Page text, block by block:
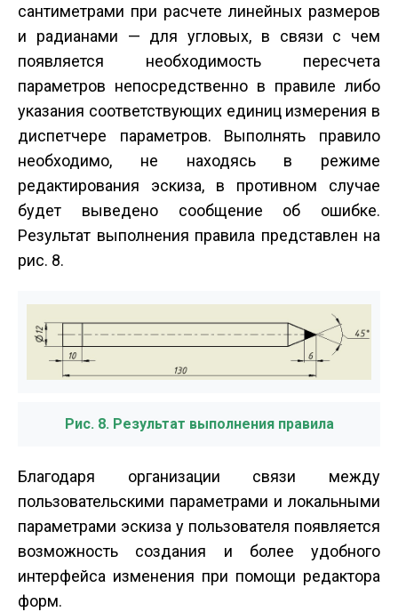
сантиметрами при расчете линейных размеров
и радианами — для угловых, в связи с чем
появляется необходимость пересчета
параметров непосредственно в правиле либо
указания соответствующих единиц измерения в
диспетчере параметров. Выполнять правило
необходимо, не находясь в режиме
редактирования эскиза, в противном случае
будет выведено сообщение об ошибке.
Результат выполнения правила представлен на
рис. 8.
Рис. 8. Результат выполнения правила
Благодаря организации связи между
пользовательскими параметрами и локальными
параметрами эскиза у пользователя появляется
возможность создания и более удобного
интерфейса изменения при помощи редактора
форм.